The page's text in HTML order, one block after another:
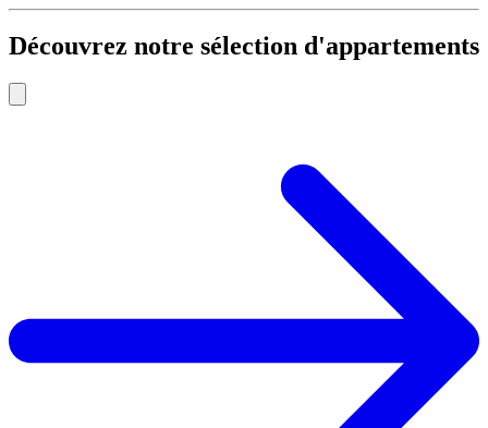
Découvrez notre sélection d'appartements